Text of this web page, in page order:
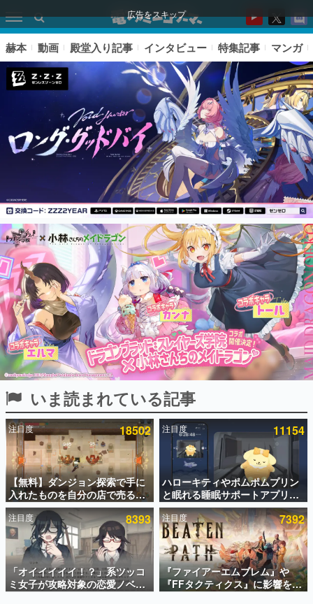
広告をスキップ
ピックアップ
電ファミのいま読まれている記事ランキング
アプリセール情報
インタビュー
連載・特集一覧
殿堂入り記事
SNS拡散数が数千以上！ ページビュー数万以上！ などな
ど。多くの人々に読まれた、電ファミ渾身の“殿堂入り”記
事をまとめました。
ゲームの企画書
名作ゲームクリエイターの方々に製作時のエピソードをお
聞きし、ヒットする企画（ゲーム）とは何か？を探ってい
きます。
赫本
この物語を解いてはいけない。『赫本』は、〈試験問題〉
の形をした短編ホラー小説集です。
新世代に訊く
これからのデジタルゲーム市場を担う若きクリエイター達
の姿を追い、彼らのルーツと情熱を探っていきます。
赫本 動画 殿堂入り記事 インタビュー 特集記事 マンガ
いま読まれている記事
注目度 18502
【無料】ダンジョン探索で手に
入れたものを自分の店で売るゲ
ーム『Moonlighter』がSteam
にて無料配布中！続編
『Moonlighter 2』の9月2日正
式リリースを記念したキャンペ
ーン
注目度 11154
ハローキティやポムポムプリン
と眠れる睡眠サポートアプリ
『ゆめたび』が配信中。キャラ
ごとのASMRや目覚ましアラー
ムも搭載
注目度 8393
「オイイイイイ！？」系ツッコ
ミ女子が攻略対象の恋愛ノベル
ゲーム『美術部カノジョ』
注目度 7392
『ファイアーエムブレム』や
『FFタクティクス』に影響を受
けた新作戦略RPG『Beaten